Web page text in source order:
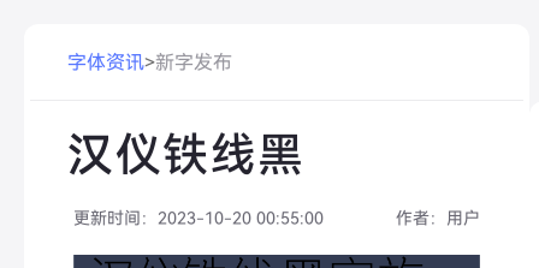
字体资讯>新字发布
汉仪铁线黑
更新时间： 2023-10-20 00:55:00 作者： 用户